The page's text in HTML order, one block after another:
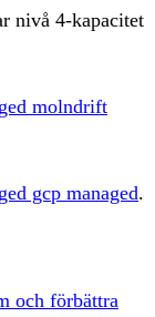
nivå 4-kapacitet
molndrift
gcp managed.
och förbättra